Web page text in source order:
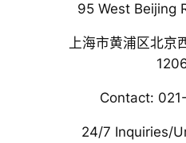
95 West Beijing
上海市黄浦区北京
Contact:
24/7 Inquiries/